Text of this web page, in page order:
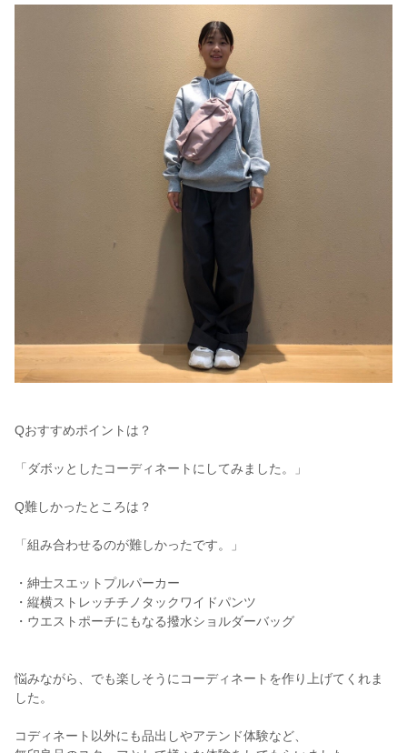
Qおすすめポイントは？
「ダボッとしたコーディネートにしてみました。」
Q難しかったところは？
「組み合わせるのが難しかったです。」
・紳士スエットプルパーカー
・縦横ストレッチチノタックワイドパンツ
・ウエストポーチにもなる撥水ショルダーバッグ
悩みながら、でも楽しそうにコーディネートを作り上げてくれま
した。
コディネート以外にも品出しやアテンド体験など、